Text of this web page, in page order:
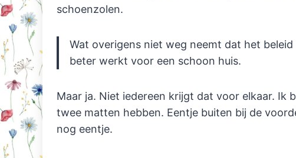
schoenzolen.
Wat overigens niet weg neemt dat het beleid
beter werkt voor een schoon huis.
Maar ja. Niet iedereen krijgt dat voor elkaar. Ik
twee matten hebben. Eentje buiten bij de
nog eentje.